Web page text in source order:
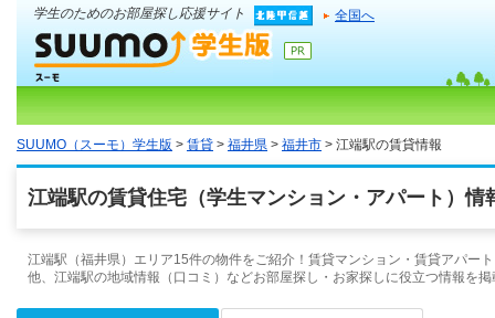
学生のためのお部屋探し応援サイト 全国へ
SUUMO（スーモ）学生版 > 賃貸 > 福井県 > 福井市 > 江端駅の賃貸情報
江端駅の賃貸住宅（学生マンション・アパート）情
江端駅（福井県）エリア15件の物件をご紹介！賃貸マンション・賃貸アパー
他、江端駅の地域情報（口コミ）などお部屋探し・お家探しに役立つ情報を